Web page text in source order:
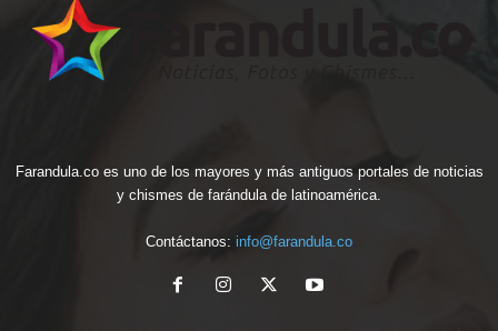
Farandula.co es uno de los mayores y más antiguos portales de noticias
y chismes de farándula de latinoamérica.
Contáctanos: info@farandula.co